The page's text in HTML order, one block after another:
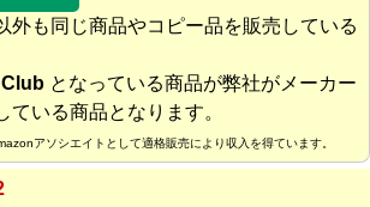
外も同じ商品やコピー品を販売している
となっている商品が弊社がメーカー
ている商品となります。
アソシエイトとして適格販売により収入を得ています。